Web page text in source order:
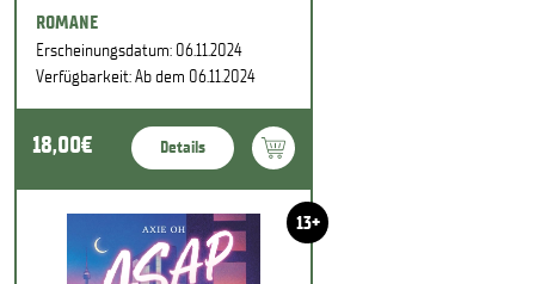
ROMANE
Erscheinungsdatum: 06.11.2024
Verfügbarkeit: Ab dem 06.11.2024
18,00€ Details
13+